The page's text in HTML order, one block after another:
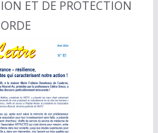
ET DE PROTECTION